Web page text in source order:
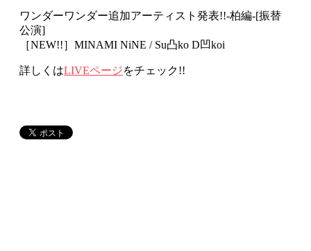
ワンダーワンダー追加アーティスト発表!!-柏編-[振替
公演]
［NEW!!］ MINAMI NiNE / Su凸ko D凹koi
詳しくはLIVEページをチェック!!